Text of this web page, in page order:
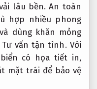
lâu bền.An toàn
hợp nhiều phong
dùng khăn mỏng
Tư vấn tận tình. Với
có họa tiết in,
mặt trái để bảo vệ